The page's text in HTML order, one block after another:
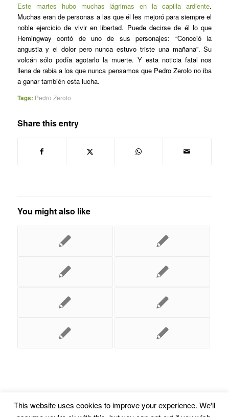
Este martes hubo muchas lágrimas en la capilla ardiente.
Muchas eran de personas a las que él les mejoró para siempre el
noble ejercicio de vivir en libertad. Puede decirse de él lo que
Hemingway contó de uno de sus personajes: “Conoció la
angustia y el dolor pero nunca estuvo triste una mañana”. Su
volcán sólo podía agotarlo la muerte. Y esta noticia fatal nos
llena de rabia a los que nunca pensamos que Pedro Zerolo no iba
a ganar también esta lucha.
Tags: Pedro Zerolo
Share this entry
You might also like
This website uses cookies to improve your experience. We'll